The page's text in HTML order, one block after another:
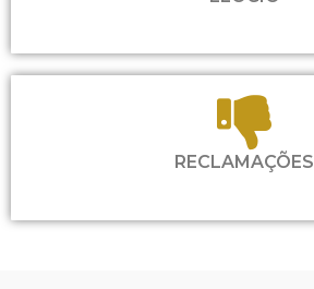
RECLAMAÇÕES